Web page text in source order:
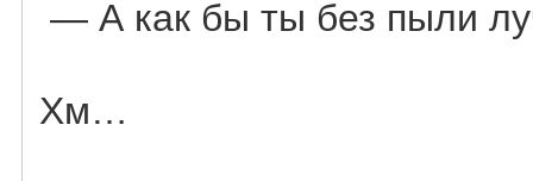
— А как бы ты без пыли
Хм…